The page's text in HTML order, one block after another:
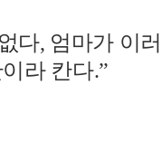
다, 엄마가 이
라 칸다.”